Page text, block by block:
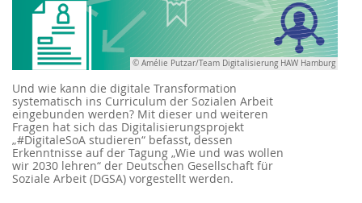
© Amélie Putzar/Team Digitalisierung HAW Hamburg
Und wie kann die digitale Transformation
systematisch ins Curriculum der Sozialen Arbeit
eingebunden werden? Mit dieser und weiteren
Fragen hat sich das Digitalisierungsprojekt
„#DigitaleSoA studieren“ befasst, dessen
Erkenntnisse auf der Tagung „Wie und was wollen
wir 2030 lehren“ der Deutschen Gesellschaft für
Soziale Arbeit (DGSA) vorgestellt werden.